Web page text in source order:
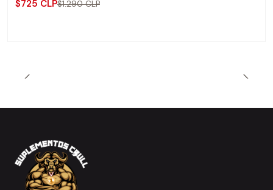
$725 CLP$1.290 CLP